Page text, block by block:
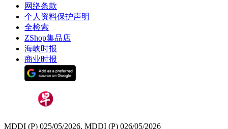
网络条款
个人资料保护声明
全检索
ZShop集品店
海峡时报
商业时报
MDDI (P) 025/05/2026, MDDI (P) 026/05/2026